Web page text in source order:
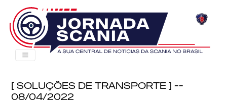
[ Soluções de Transporte ] --
08/04/2022